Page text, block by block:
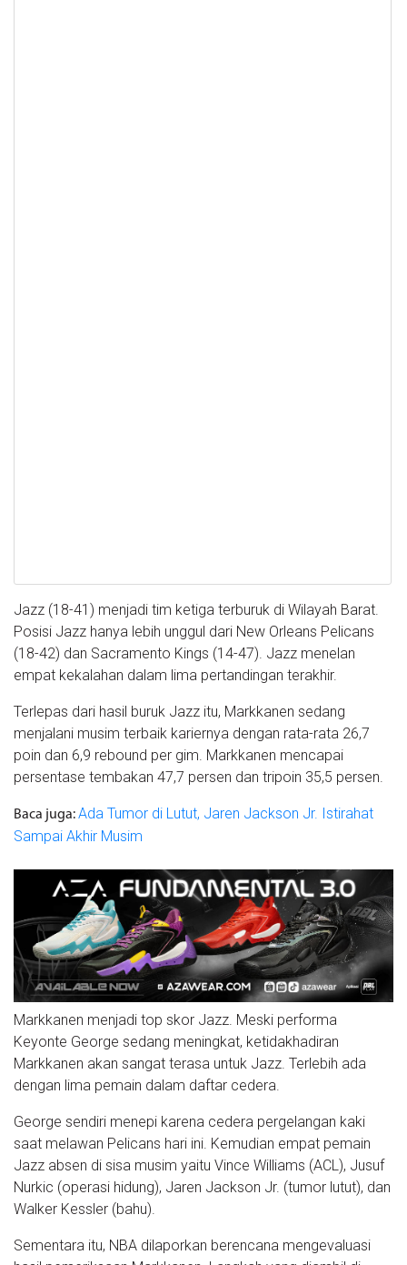
Jazz (18-41) menjadi tim ketiga terburuk di Wilayah Barat.
Posisi Jazz hanya lebih unggul dari New Orleans Pelicans
(18-42) dan Sacramento Kings (14-47). Jazz menelan
empat kekalahan dalam lima pertandingan terakhir.
Terlepas dari hasil buruk Jazz itu, Markkanen sedang
menjalani musim terbaik kariernya dengan rata-rata 26,7
poin dan 6,9 rebound per gim. Markkanen mencapai
persentase tembakan 47,7 persen dan tripoin 35,5 persen.
Baca juga:Ada Tumor di Lutut, Jaren Jackson Jr. Istirahat
Sampai Akhir Musim
Markkanen menjadi top skor Jazz. Meski performa
Keyonte George sedang meningkat, ketidakhadiran
Markkanen akan sangat terasa untuk Jazz. Terlebih ada
dengan lima pemain dalam daftar cedera.
George sendiri menepi karena cedera pergelangan kaki
saat melawan Pelicans hari ini. Kemudian empat pemain
Jazz absen di sisa musim yaitu Vince Williams (ACL), Jusuf
Nurkic (operasi hidung), Jaren Jackson Jr. (tumor lutut), dan
Walker Kessler (bahu).
Sementara itu, NBA dilaporkan berencana mengevaluasi